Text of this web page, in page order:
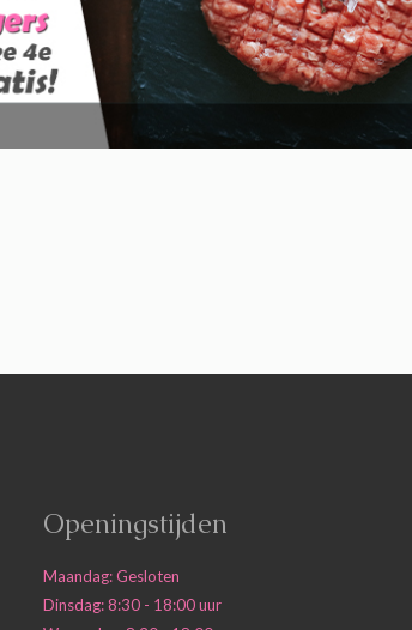
Openingstijden
Maandag: Gesloten
Dinsdag: 8:30 - 18:00 uur